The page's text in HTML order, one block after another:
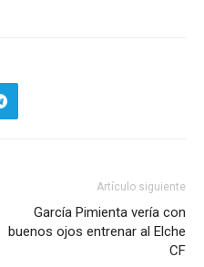
Artículo siguiente
García Pimienta vería con
buenos ojos entrenar al Elche
CF